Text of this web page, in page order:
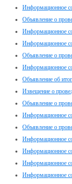
Информационное
Объявление о
Информационное
Информационное
Объявление о
Информационное
Объявление об
Извещение о
Объявление о
Информационное
Объявление о
Информационное
Информационное
Информационное
Информационное